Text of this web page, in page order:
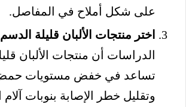
على شكل أملاح في المفاصل.
اختر منتجات الألبان قليلة
الدراسات أن منتجات الألبان
تساعد في خفض مستويات حمض
وتقليل خطر الإصابة بنوبات